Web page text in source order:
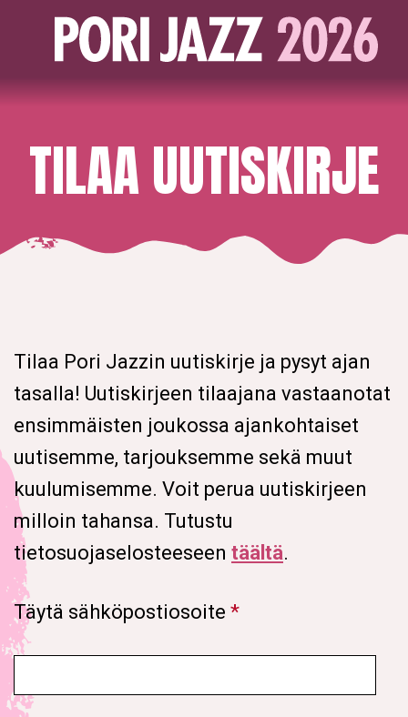
TILAA UUTISKIRJE
Tilaa Pori Jazzin uutiskirje ja pysyt ajan
tasalla! Uutiskirjeen tilaajana vastaanotat
ensimmäisten joukossa ajankohtaiset
uutisemme, tarjouksemme sekä muut
kuulumisemme. Voit perua uutiskirjeen
milloin tahansa. Tutustu
tietosuojaselosteeseen täältä.
Täytä sähköpostiosoite *